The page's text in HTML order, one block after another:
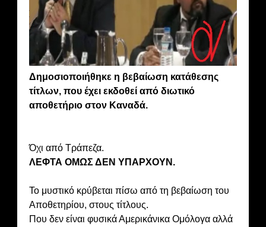
Δημοσιοποιήθηκε η βεβαίωση κατάθεσης
τίτλων, που έχει εκδοθεί από διωτικό
αποθετήριο στον Καναδά.
Όχι από Τράπεζα.
ΛΕΦΤΑ ΟΜΩΣ ΔΕΝ ΥΠΑΡΧΟΥΝ.
Το μυστικό κρύβεται πίσω από τη βεβαίωση του
Αποθετηρίου, στους τίτλους.
Που δεν είναι φυσικά Αμερικάνικα Ομόλογα αλλά